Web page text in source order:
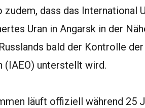
dass das International
Uran in Angarsk in der
bald der Kontrolle der
(IAEO) unterstellt wird.
läuft offiziell während 25